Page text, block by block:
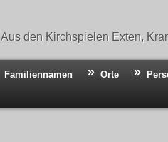
Aus den Kirchspielen Exten,
Familiennamen Orte